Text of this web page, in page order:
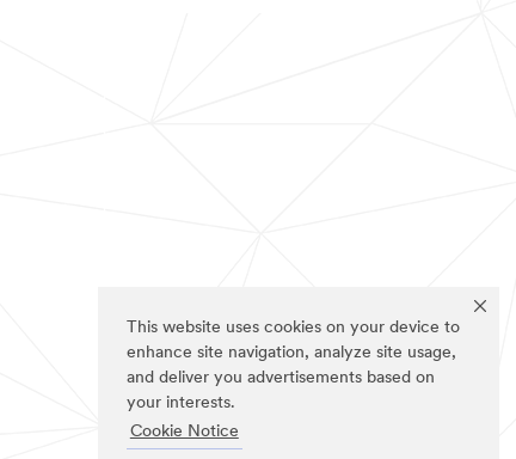
This website uses cookies on your device to
enhance site navigation, analyze site usage,
and deliver you advertisements based on
your interests.
Cookie Notice